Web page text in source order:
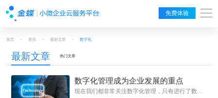
免费体验
首页 > 资讯 > 最新文章 > 数字化
最新文章 热门文章
数字化管理成为企业发展的重点
现在我们都非常关注数字化管理，只有进行了数字